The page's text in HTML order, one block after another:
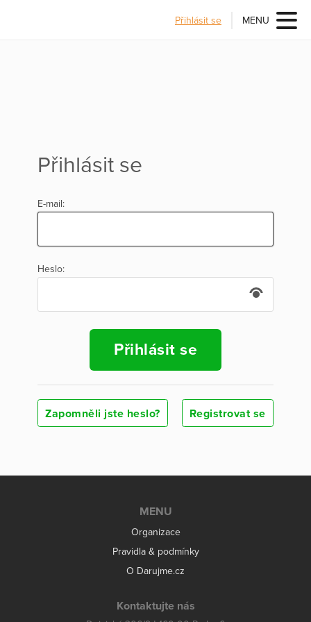
Přihlásit se MENU
Přihlásit se
E-mail:
Heslo:
Přihlásit se
Zapomněli jste heslo? Registrovat se
MENU
Organizace
Pravidla & podmínky
O Darujme.cz
Kontaktujte nás